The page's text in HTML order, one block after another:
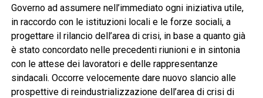
Governo ad assumere nell’immediato ogni iniziativa utile,
in raccordo con le istituzioni locali e le forze sociali, a
progettare il rilancio dell’area di crisi, in base a quanto già
è stato concordato nelle precedenti riunioni e in sintonia
con le attese dei lavoratori e delle rappresentanze
sindacali. Occorre velocemente dare nuovo slancio alle
prospettive di reindustrializzazione dell’area di crisi di